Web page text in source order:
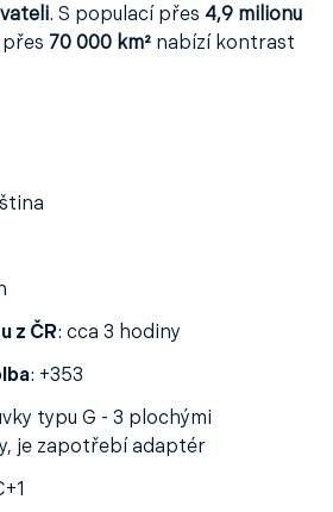
. S populací přes 4,9 milionu
70 000 km² nabízí kontrast
krajinou. Ostrov se
dramatickou pobřežní
z ČR: cca 3 hodiny
: +353
typu G - 3 plochými
je zapotřebí adaptér